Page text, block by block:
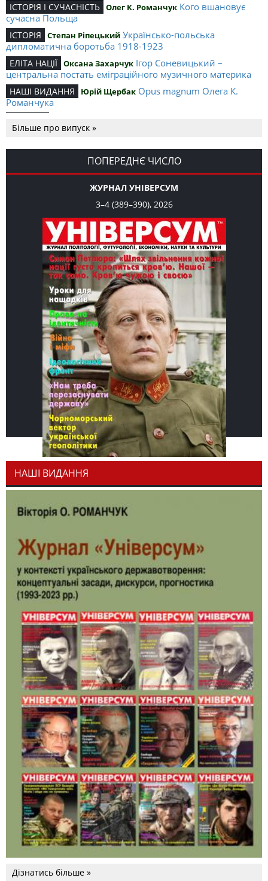
ІСТОРІЯ І СУЧАСНІСТЬ Олег К. Романчук Кого вшановує
сучасна Польща
ІСТОРІЯ Степан Ріпецький Українсько-польська
дипломатична боротьба 1918-1923
ЕЛІТА НАЦІЇ Оксана Захарчук Ігор Соневицький –
центральна постать еміграційного музичного материка
НАШІ ВИДАННЯ Юрій Щербак Opus magnum Олега К.
Романчука
Романчука
СЛОВО РЕДАКЦІЙНЕ Олег К. Романчук Журавель і синиця
як уособлення української політстратегії й тактики
Більше про випуск »
ПОПЕРЕДНЄ ЧИСЛО
ЖУРНАЛ УНІВЕРСУМ
3–4 (389–390), 2026
НАШІ ВИДАННЯ
Дізнатись більше »